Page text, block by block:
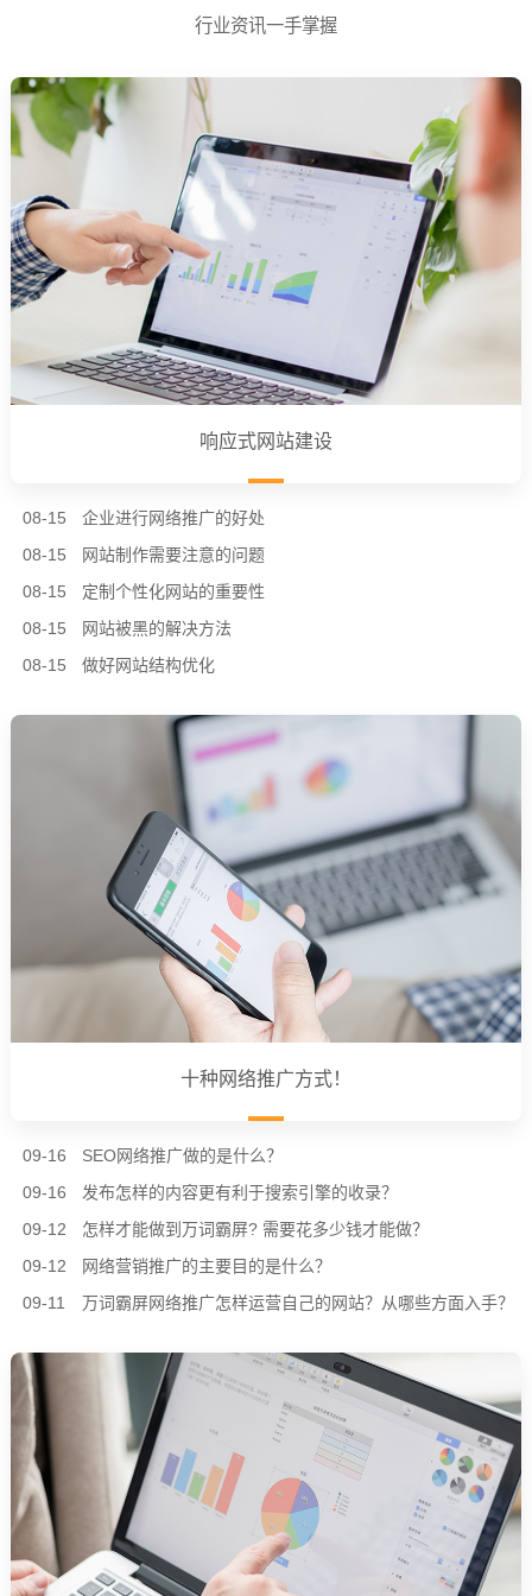
行业资讯一手掌握
响应式网站建设
08-15
企业进行网络推广的好处
08-15
网站制作需要注意的问题
08-15
定制个性化网站的重要性
08-15
网站被黑的解决方法
08-15
做好网站结构优化
十种网络推广方式！
09-16
SEO网络推广做的是什么？
09-16
发布怎样的内容更有利于搜索引擎的收录？
09-12
怎样才能做到万词霸屏? 需要花多少钱才能做？
09-12
网络营销推广的主要目的是什么？
09-11
万词霸屏网络推广怎样运营自己的网站？从哪些方面入手？